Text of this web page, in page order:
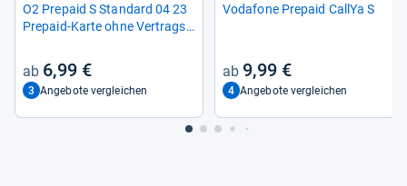
O2 Pre­paid S Stan­dard 04 23
Pre­paid-​Karte ohne Ver­trags­
6,99 €
3 Angebote vergleichen
Voda­fone Pre­paid Cal­lYa S
9,99 €
4 Angebote vergleichen